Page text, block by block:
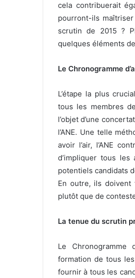
cela contribuerait
pourront-ils
scrutin de 2015 ?
quelques éléments
Le Chronogramme
L’étape la plus
tous les membres
l’objet d’une
l’ANE. Une telle
avoir l’air, l’ANE
d’impliquer tous
potentiels candidats
En outre, ils doivent
plutôt que de
La tenue du scrutin
Le Chronogramme
formation de tous
fournir à tous les